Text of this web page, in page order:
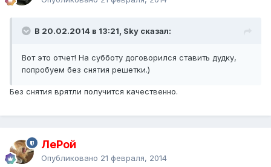
В 20.02.2014 в 13:21, Sky сказал:
Вот это отчет! На субботу договорился ставить дудку,
попробуем без снятия решетки.)
Без снятия врятли получится качественно.
ЛеРой
Опубликовано 21 февраля, 2014